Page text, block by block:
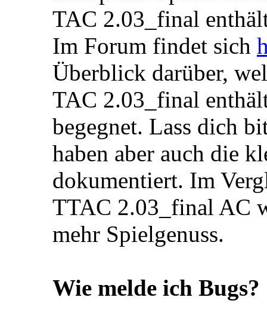
TAC 2.03_final
Im Forum findet sich
Überblick darüber,
TAC 2.03_final
begegnet. Lass dich
haben aber auch die
dokumentiert. Im
TTAC 2.03_final AC
mehr Spielgenuss.
Wie melde ich Bugs?